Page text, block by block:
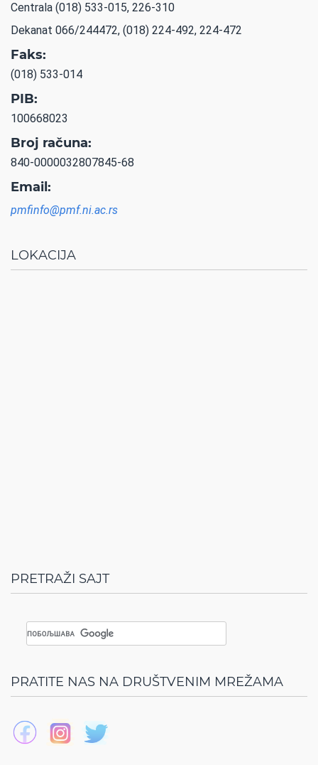
Centrala (018) 533-015, 226-310
Dekanat 066/244472, (018) 224-492, 224-472
Faks:
(018) 533-014
PIB:
100668023
Broj računa:
840-0000032807845-68
Email:
pmfinfo@pmf.ni.ac.rs
LOKACIJA
PRETRAŽI SAJT
PRATITE NAS NA DRUŠTVENIM MREŽAMA